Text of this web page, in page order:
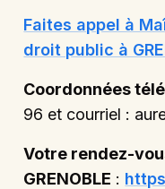
Faites appel à
droit public à
Coordonnées
96 et courriel :
Votre rendez-
GRENOBLE :